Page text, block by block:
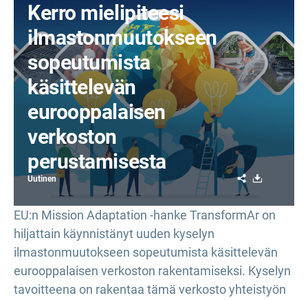
Kerro mielipiteesi
ilmastonmuutokseen
sopeutumista
käsittelevän
eurooppalaisen
verkoston
perustamisesta
Uutinen Share
EU:n Mission Adaptation -hanke TransformAr on
hiljattain käynnistänyt uuden kyselyn
ilmastonmuutokseen sopeutumista käsittelevän
eurooppalaisen verkoston rakentamiseksi. Kyselyn
tavoitteena on rakentaa tämä verkosto yhteistyön